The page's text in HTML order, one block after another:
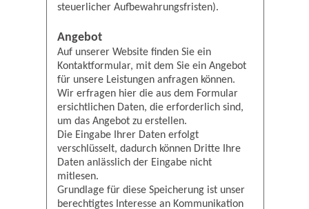
steuerlicher Aufbewahrungsfristen).
Angebot
Auf unserer Website finden Sie ein
Kontaktformular, mit dem Sie ein Angebot
für unsere Leistungen anfragen können.
Wir erfragen hier die aus dem Formular
ersichtlichen Daten, die erforderlich sind,
um das Angebot zu erstellen.
Die Eingabe Ihrer Daten erfolgt
verschlüsselt, dadurch können Dritte Ihre
Daten anlässlich der Eingabe nicht
mitlesen.
Grundlage für diese Speicherung ist unser
berechtigtes Interesse an Kommunikation